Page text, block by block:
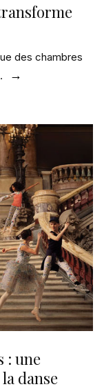
des chambres
: une
danse